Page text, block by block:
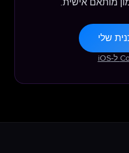
מותאם אישית.
שלי